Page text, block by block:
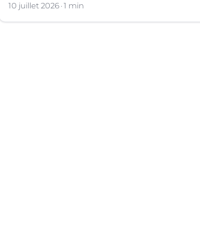
10 juillet 2026 1 min